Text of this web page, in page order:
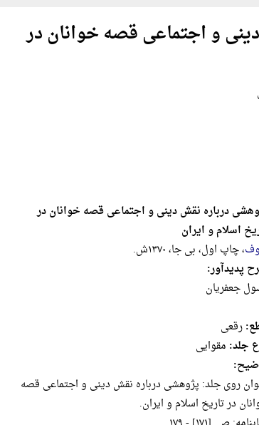
و اجتماعی قصه خوانان در
درباره نقش دینی و اجتماعی قصه خوانان در
اسلام و ایران
، چاپ اول، بی جا، ۱۳۷۰ش.
پدیدآور:
جعفریان‌
رقعى
جلد: مقوایی
رو‌ی‌ جلد: پژو‌هشی‌ درباره‌ نقش‌ دینی‌ و ‌اجتما‌عی‌ قصه‌
در تاریخ‌ ‌اسلام‌ و ‌ایر‌ان‌.